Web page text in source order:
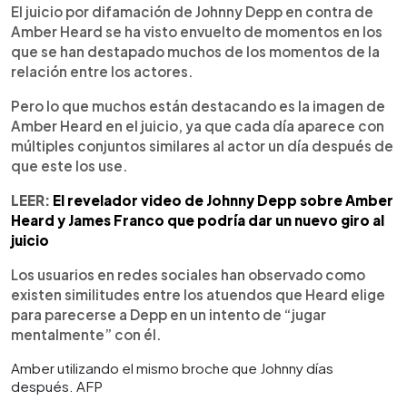
Escuchar artículo
El juicio por difamación de Johnny Depp en contra de
Amber Heard se ha visto envuelto de momentos en los
que se han destapado muchos de los momentos de la
relación entre los actores.
Pero lo que muchos están destacando es la imagen de
Amber Heard en el juicio, ya que cada día aparece con
múltiples conjuntos similares al actor un día después de
que este los use.
LEER: El revelador video de Johnny Depp sobre Amber
Heard y James Franco que podría dar un nuevo giro al
juicio
Los usuarios en redes sociales han observado como
existen similitudes entre los atuendos que Heard elige
para parecerse a Depp en un intento de “jugar
mentalmente” con él.
Amber utilizando el mismo broche que Johnny días
después. AFP